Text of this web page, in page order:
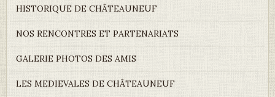
HISTORIQUE DE CHÂTEAUNEUF
NOS RENCONTRES ET PARTENARIATS
GALERIE PHOTOS DES AMIS
LES MEDIEVALES DE CHÂTEAUNEUF